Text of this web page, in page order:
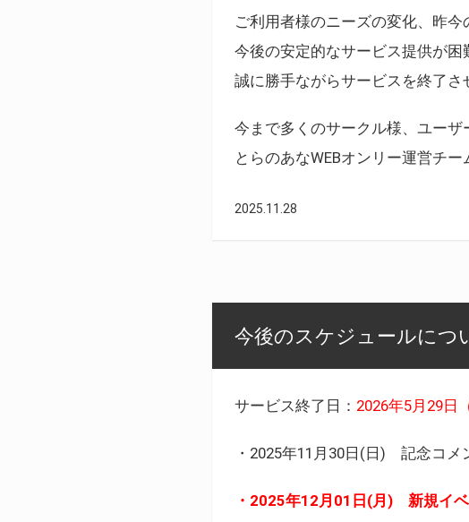
ご利用者様のニーズの変化、昨
今後の安定的なサービス提供が困
誠に勝手ながらサービスを終了さ
今まで多くのサークル様、ユー
とらのあなWEBオンリー運営チ
2025.11.28
今後のスケジュールにつ
サービス終了日： 2026年5月29日
・2025年11月30日(日) 記念コメ
・2025年12月01日(月) 新規イ